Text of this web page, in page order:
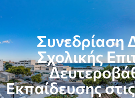
Συνεδρίαση
Σχολικής
Εκπαίδευσης